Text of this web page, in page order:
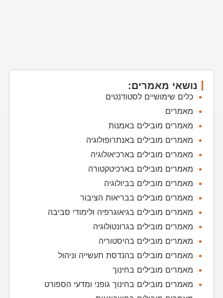
נושאי מאמרים:
כלים שימושיים לסטודנטים
מאמרים
מאמרים מובילים באמנות
מאמרים מובילים באנתרופולוגיה
מאמרים מובילים בארכיאולוגיה
מאמרים מובילים בארכיטקטורה
מאמרים מובילים בביולוגיה
מאמרים מובילים בבריאות הציבור
מאמרים מובילים בגיאוגרפיה ולימודי סביבה
מאמרים מובילים בגרונטולוגיה
מאמרים מובילים בהיסטוריה
מאמרים מובילים בהנדסת תעשייה וניהול
מאמרים מובילים בחינוך
מאמרים מובילים בחינוך גופני ומדעי הספורט